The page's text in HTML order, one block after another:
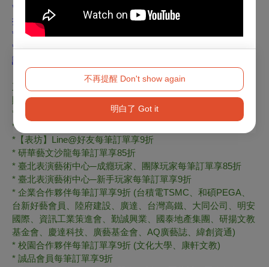
不再提醒 Don't show again
明白了 Got it
*
$1,800 ~$2,500 不限張數，【表坊】藝文合作夥伴享
折
*
購買 $1,800 ~$2,500
*身心障礙人士及陪同者(限1位)購票享5折優惠，進場須出示
證件
正式開賣：
購票折扣：*最低票價$1,400、$1,600恕不提供折扣
*
【表坊】分享卡付費會員每筆訂單享
*【表坊】藝文合作夥伴每筆訂單享
* 【表坊】 Line@好友每筆訂單享9折
* 研華藝文沙龍每筆訂單享85折
* 臺北表演藝術中心─成癮玩家、團隊玩家每筆訂單享85折
* 臺北表演藝術中心─新手玩家每筆訂單享9折
* 企業合作夥伴每筆訂單享9折 (台積電TSMC 、和碩PEGA
台新好藝會員、陸府建設 、廣達、台灣高鐵、大同公司、明安
國際、資訊工業策進會、勤誠興業、國泰地產集團
、研揚文教
基金會、慶達科技、廣藝基金會、 AQ廣藝誌、緯創資通)
* 校園合作夥伴每筆訂單享9折 (文化大學、康軒文教)
* 誠品會員每筆訂單享9折